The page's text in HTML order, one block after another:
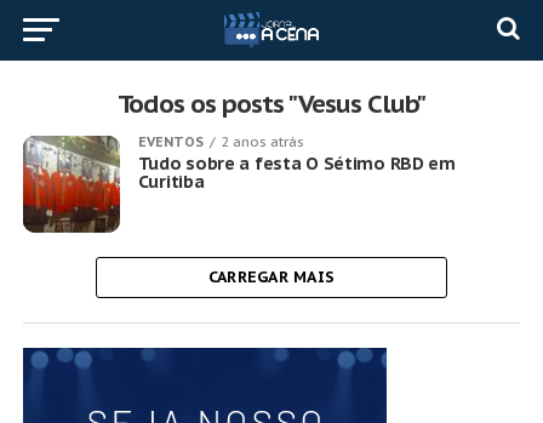
Todos os posts "Vesus Club"
EVENTOS 2 anos atrás
Tudo sobre a festa O Sétimo RBD em
Curitiba
CARREGAR MAIS